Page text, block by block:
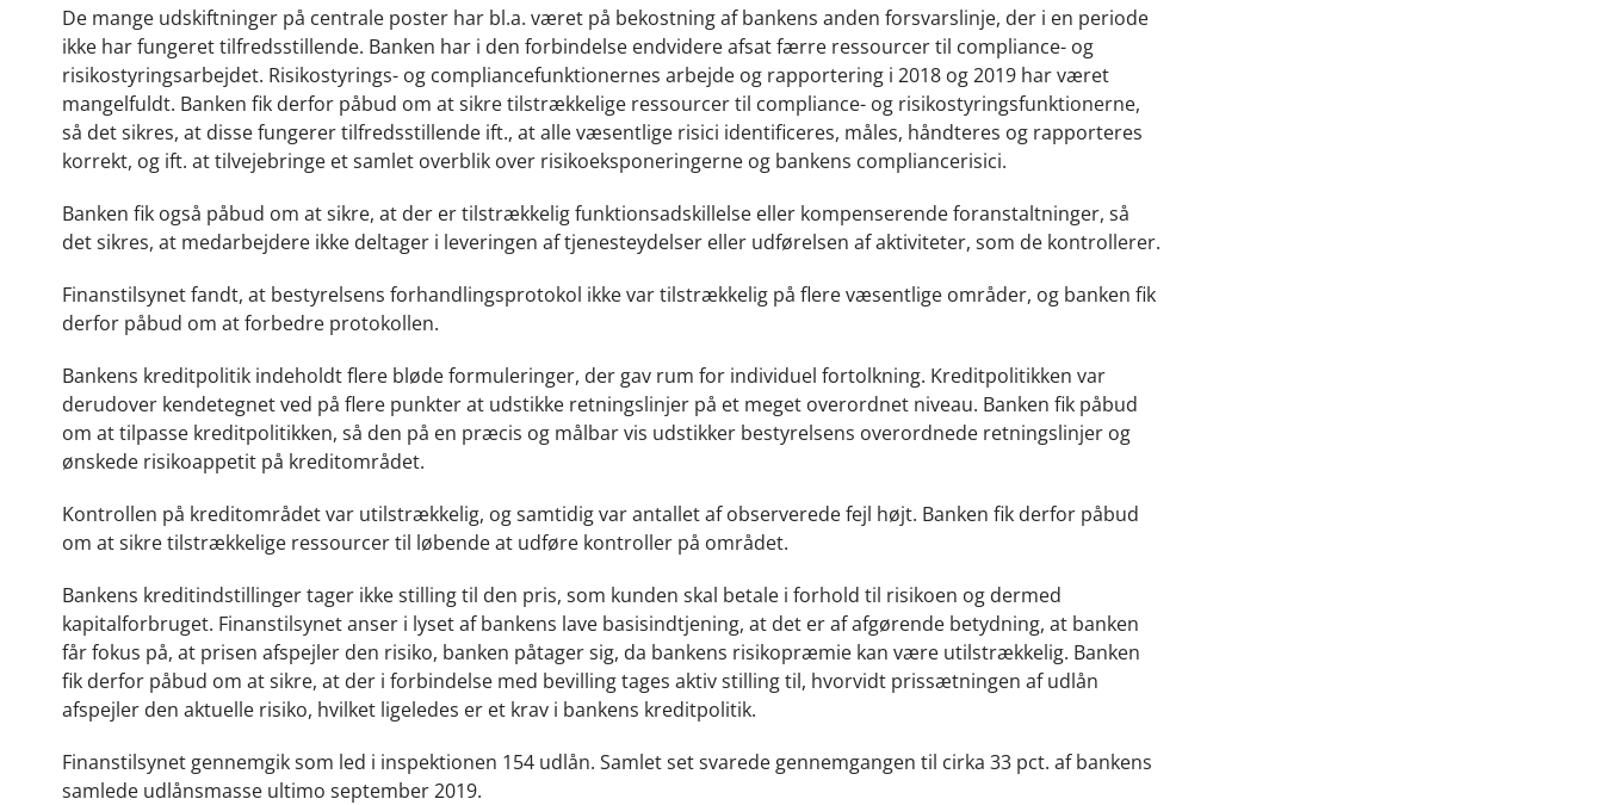
De mange udskiftninger på centrale poster har bl.a. været på bekostning af bankens anden forsvarslinje, der i en periode
ikke har fungeret tilfredsstillende. Banken har i den forbindelse endvidere afsat færre ressourcer til compliance- og
risikostyringsarbejdet. Risikostyrings- og compliancefunktionernes arbejde og rapportering i 2018 og 2019 har været
mangelfuldt. Banken fik derfor påbud om at sikre tilstrækkelige ressourcer til compliance- og risikostyringsfunktionerne,
så det sikres, at disse fungerer tilfredsstillende ift., at alle væsentlige risici identificeres, måles, håndteres og rapporteres
korrekt, og ift. at tilvejebringe et samlet overblik over risikoeksponeringerne og bankens compliancerisici.
Banken fik også påbud om at sikre, at der er tilstrækkelig funktionsadskillelse eller kompenserende foranstaltninger, så
det sikres, at medarbejdere ikke deltager i leveringen af tjenesteydelser eller udførelsen af aktiviteter, som de kontrollerer.
Finanstilsynet fandt, at bestyrelsens forhandlingsprotokol ikke var tilstrækkelig på flere væsentlige områder, og banken fik
derfor påbud om at forbedre protokollen.
Bankens kreditpolitik indeholdt flere bløde formuleringer, der gav rum for individuel fortolkning. Kreditpolitikken var
derudover kendetegnet ved på flere punkter at udstikke retningslinjer på et meget overordnet niveau. Banken fik påbud
om at tilpasse kreditpolitikken, så den på en præcis og målbar vis udstikker bestyrelsens overordnede retningslinjer og
ønskede risikoappetit på kreditområdet.
Kontrollen på kreditområdet var utilstrækkelig, og samtidig var antallet af observerede fejl højt. Banken fik derfor påbud
om at sikre tilstrækkelige ressourcer til løbende at udføre kontroller på området.
Bankens kreditindstillinger tager ikke stilling til den pris, som kunden skal betale i forhold til risikoen og dermed
kapitalforbruget. Finanstilsynet anser i lyset af bankens lave basisindtjening, at det er af afgørende betydning, at banken
får fokus på, at prisen afspejler den risiko, banken påtager sig, da bankens risikopræmie kan være utilstrækkelig. Banken
fik derfor påbud om at sikre, at der i forbindelse med bevilling tages aktiv stilling til, hvorvidt prissætningen af udlån
afspejler den aktuelle risiko, hvilket ligeledes er et krav i bankens kreditpolitik.
Finanstilsynet gennemgik som led i inspektionen 154 udlån. Samlet set svarede gennemgangen til cirka 33 pct. af bankens
samlede udlånsmasse ultimo september 2019.